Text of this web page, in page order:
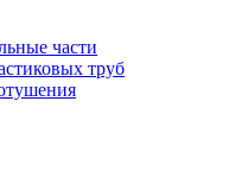
части
труб